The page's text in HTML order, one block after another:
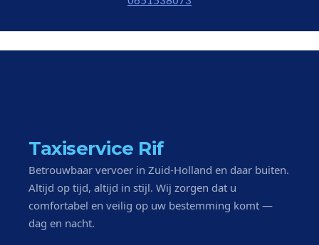
Taxiservice Rif
Betrouwbaar vervoer in Zuid-Holland en daar buiten.
Altijd op tijd, altijd in stijl. Wij zorgen dat u
comfortabel en veilig op uw bestemming komt —
dag en nacht.